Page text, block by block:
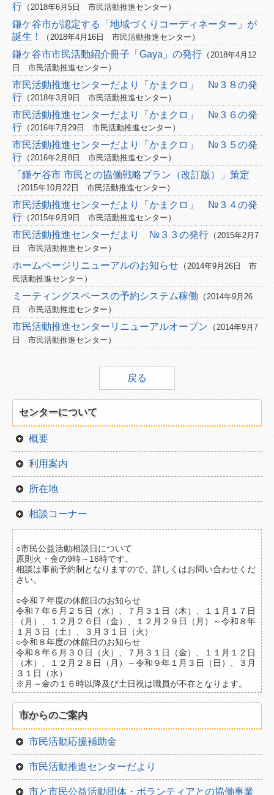
中央
東部
西部
南部
北部
地域一覧
日付から
今月
翌月
翌々月
種別から
お知らせ
イベント情報
助成金情報
行 （2018年6月5日 市民活動推進センター ）
鎌ケ谷市が認定する「地域づくりコーディネーター」が
誕生！
（2018年4月16日 市民活動推進センター ）
鎌ケ谷市市民活動紹介冊子「Gaya」の発行 （2018年4月12
日
市民活動推進センター ）
市民活動推進センターだより「かまクロ」 №３８の発
行 （2018年3月9日 市民活動推進センター ）
市民活動推進センターだより「かまクロ」 №３６の発
行 （2016年7月29日 市民活動推進センター ）
市民活動推進センターだより「かまクロ」 №３５の発
行 （2016年2月8日 市民活動推進センター ）
「鎌ケ谷市 市民との協働戦略プラン（改訂版）」策定
（2015年10月22日 市民活動推進センター ）
市民活動推進センターだより「かまクロ」 №３４の発
行 （2015年9月9日 市民活動推進センター ）
市民活動推進センターだより №３３の発行 （2015年2月7
日
市民活動推進センター ）
ホームページリニューアルのお知らせ （2014年9月26日
市
民活動推進センター ）
ミーティングスペースの予約システム稼働 （2014年9月26
日
市民活動推進センター ）
市民活動推進センターリニューアルオープン （2014年9月7
日
市民活動推進センター ）
戻る
センターについて
概要
利用案内
所在地
相談コーナー
○市民公益活動相談日について
原則火・金の9時～16時です。
相談は事前予約制となりますので、詳しくはお問い合わせくだ
さい。
○令和７年度の休館日のお知らせ
令和７年６月２５日（水）、７月３１日（木）、１１月１７日
（月）、１２月２６日（金）、１２月２９日（月）～令和８年
１月３日（土）、３月３１日（火）
○令和８年度の休館日のお知らせ
令和８年６月３０日（火）、７月３１日（金）、１１月１２日
（木）、１２月２８日（月）～令和９年１月３日（日）、３月
３１日（水）
※月～金の１６時以降及び土日祝は職員が不在となります。
市からのご案内
市民活動応援補助金
市民活動推進センターだより
市と市民公益活動団体・ボランティアとの協働事業